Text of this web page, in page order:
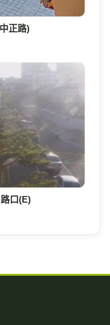
正路)
口(E)